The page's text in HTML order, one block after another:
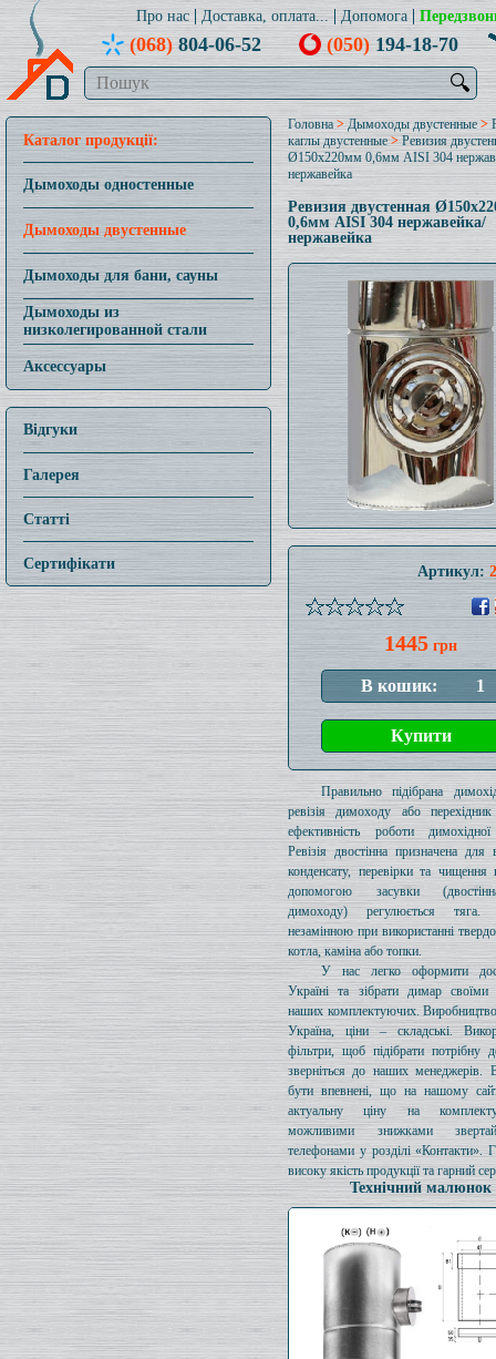
Про нас Доставка, оплата... Допомога
(068)804-06-52 (050)194-18-70
🔍
Каталог продукції:
Дымоходы одностенные
Дымоходы двустенные
Дымоходы для бани, сауны
Дымоходы из
низколегированной стали
Аксессуары
Відгуки
Галерея
Статті
Сертифікати
Головна > Дымоходы двустенные >
каглы двустенные>Ревизия
Ø150x220мм 0,6мм AISI 304
нержавейка
Ревизия двустенная
0,6мм AISI 304 нержавейка/
нержавейка
Артикул:
1445 грн
Правильно підібрана
ревізія димоходу або
ефективність роботи
Ревізія двостінна призначена для
конденсату, перевірки та чищення
допомогою засувки
димоходу) регулюється
незамінною при використанні
котла, каміна або топки.
У нас легко оформити
Україні та зібрати димар
наших комплектуючих.
Україна, ціни – складські.
фільтри, щоб підібрати потрібну
зверніться до наших менеджерів.
бути впевнені, що на нашому
актуальну ціну на
можливими знижками
телефонами у розділі «Контакти».
високу якість продукції та гарний
Технічний малюнок